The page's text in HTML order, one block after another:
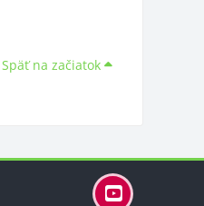
Späť na začiatok